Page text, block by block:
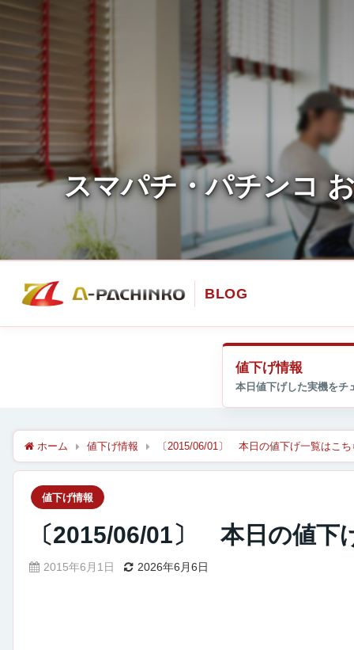
値下げ情報
ホーム 値下げ情報 〔2015/06/01〕 本日の値下げ一覧はこ
値下げ情報
〔2015/06/01〕 本日の値下
2015年6月1日 2026年6月6日